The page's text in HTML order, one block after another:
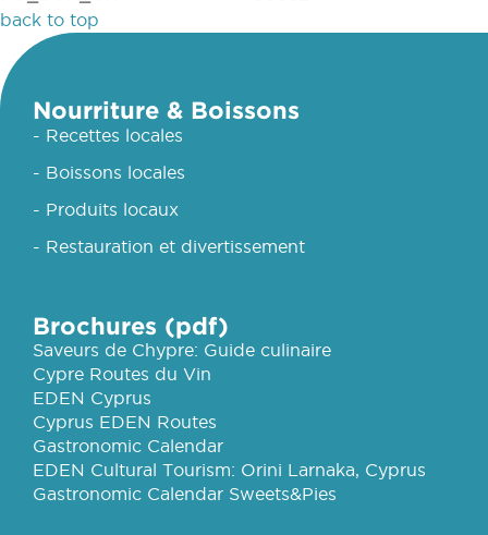
back to top
Nourriture & Boissons
- Recettes locales
- Boissons locales
- Produits locaux
- Restauration et divertissement
Brochures (pdf)
Saveurs de Chypre: Guide culinaire
Cypre Routes du Vin
EDEN Cyprus
Cyprus EDEN Routes
Gastronomic Calendar
EDEN Cultural Tourism: Orini Larnaka, Cyprus
Gastronomic Calendar Sweets&Pies